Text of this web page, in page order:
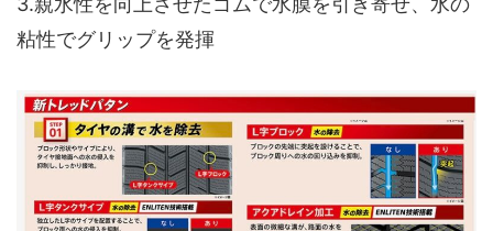
粘性でグリップを発揮